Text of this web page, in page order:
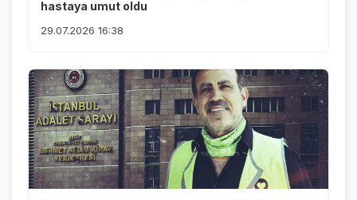
hastaya umut oldu
29.07.2026 16:38